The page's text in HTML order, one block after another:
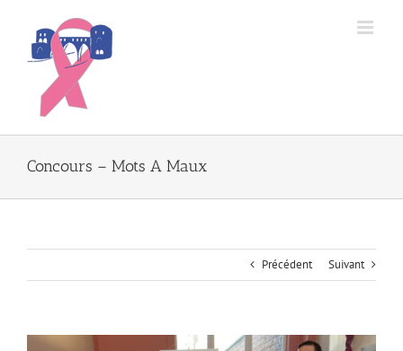
contenu
Concours – Mots A Maux
Précédent Suivant
Voir